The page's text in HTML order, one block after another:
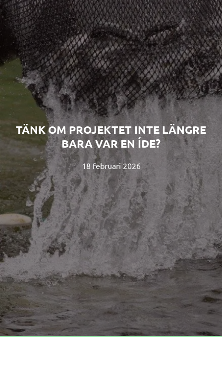
TÄNK OM PROJEKTET INTE LÄNGRE
BARA VAR EN ÍDE?
18 februari 2026